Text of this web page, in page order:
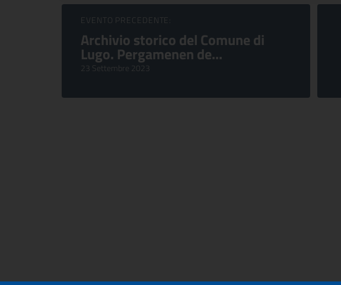
Sfoglia Eventi
EVENTO PRECEDENTE:
Archivio storico del Comune di
Lugo. Pergamenen de...
23 Settembre 2023